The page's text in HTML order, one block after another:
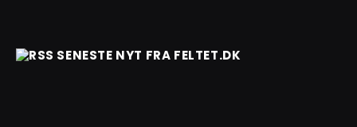
SENESTE NYT FRA FELTET.DK